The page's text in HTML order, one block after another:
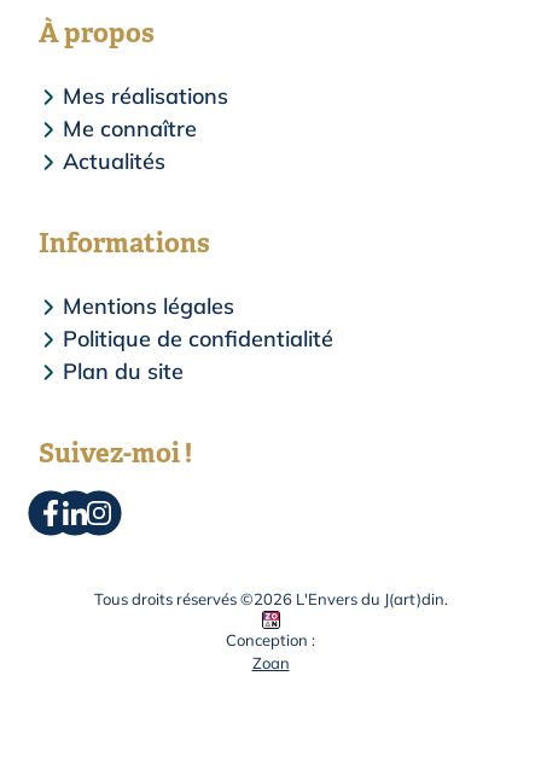
À propos
Mes réalisations
Me connaître
Actualités
Informations
Mentions légales
Politique de confidentialité
Plan du site
Suivez-moi !
Tous droits réservés ©2026 L'Envers du J(art)din.
Conception :
Zoan